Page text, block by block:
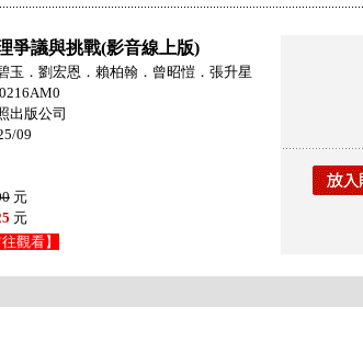
爭議與挑戰(影音線上版)
玉．劉宏恩．賴柏翰．曾昭愷．張升星
出版公司
09
元
元
往觀看】